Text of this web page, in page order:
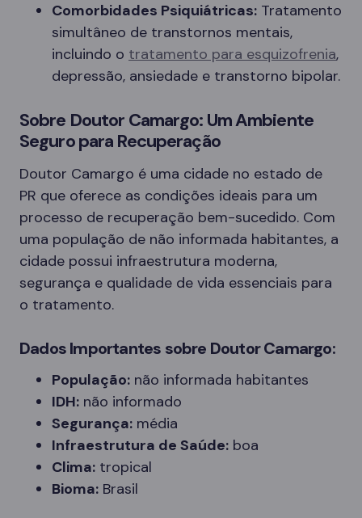
Comorbidades Psiquiátricas: Tratamento
simultâneo de transtornos mentais,
incluindo o tratamento para esquizofrenia,
depressão, ansiedade e transtorno bipolar.
Sobre Doutor Camargo: Um Ambiente
Seguro para Recuperação
Doutor Camargo é uma cidade no estado de
PR que oferece as condições ideais para um
processo de recuperação bem-sucedido. Com
uma população de não informada habitantes, a
cidade possui infraestrutura moderna,
segurança e qualidade de vida essenciais para
o tratamento.
Dados Importantes sobre Doutor Camargo:
População: não informada habitantes
IDH: não informado
Segurança: média
Infraestrutura de Saúde: boa
Clima: tropical
Bioma: Brasil